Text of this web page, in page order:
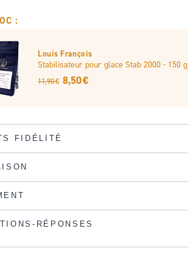
:
Louis François
Stabilisateur pour glace Stab 2000 - 150 g
11,90 € 8,50 €
FIDÉLITÉ
RÉPONSES